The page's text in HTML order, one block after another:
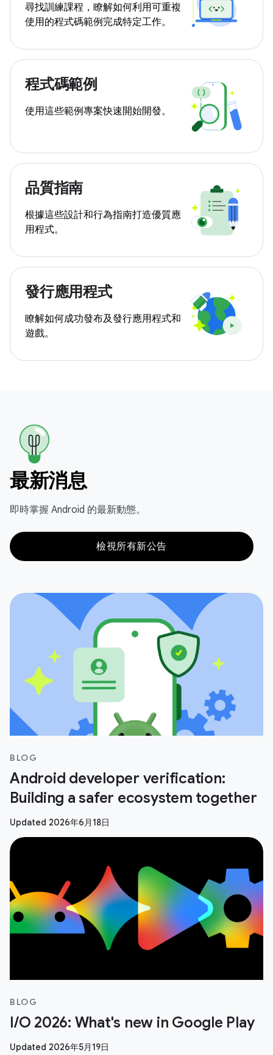
尋找訓練課程，瞭解如何利用可重複
使用的程式碼範例完成特定工作。
程式碼範例
使用這些範例專案快速開始開發。
品質指南
根據這些設計和行為指南打造優質應
用程式。
發行應用程式
瞭解如何成功發布及發行應用程式和
遊戲。
最新消息
即時掌握 Android 的最新動態。
檢視所有新公告
BLOG
Android developer verification:
Building a safer ecosystem together
Updated 2026年6月18日
BLOG
I/O 2026: What's new in Google Play
Updated 2026年5月19日